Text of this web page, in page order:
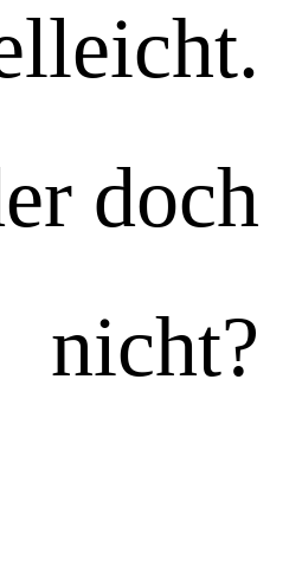
doch
nicht?